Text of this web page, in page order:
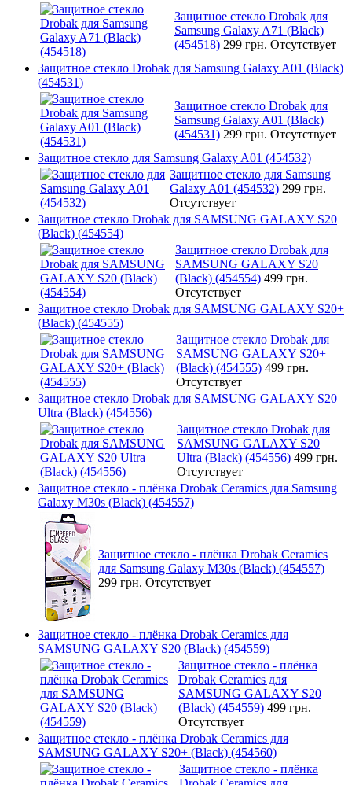
Защитное стекло Drobak для
Samsung Galaxy A71 (Black)
(454518) 299 грн. Отсутствует
Защитное стекло Drobak для Samsung Galaxy A01 (Black)
(454531)
Защитное стекло Drobak для
Samsung Galaxy A01 (Black)
(454531) 299 грн. Отсутствует
Защитное стекло для Samsung Galaxy A01 (454532)
Защитное стекло для Samsung
Galaxy A01 (454532) 299 грн.
Отсутствует
Защитное стекло Drobak для SAMSUNG GALAXY S20
(Black) (454554)
Защитное стекло Drobak для
SAMSUNG GALAXY S20
(Black) (454554) 499 грн.
Отсутствует
Защитное стекло Drobak для SAMSUNG GALAXY S20+
(Black) (454555)
Защитное стекло Drobak для
SAMSUNG GALAXY S20+
(Black) (454555) 499 грн.
Отсутствует
Защитное стекло Drobak для SAMSUNG GALAXY S20
Ultra (Black) (454556)
Защитное стекло Drobak для
SAMSUNG GALAXY S20
Ultra (Black) (454556) 499 грн.
Отсутствует
Защитное стекло - плёнка Drobak Ceramics для Samsung
Galaxy M30s (Black) (454557)
Защитное стекло - плёнка Drobak Ceramics
для Samsung Galaxy M30s (Black) (454557)
299 грн. Отсутствует
Защитное стекло - плёнка Drobak Ceramics для
SAMSUNG GALAXY S20 (Black) (454559)
Защитное стекло - плёнка
Drobak Ceramics для
SAMSUNG GALAXY S20
(Black) (454559) 499 грн.
Отсутствует
Защитное стекло - плёнка Drobak Ceramics для
SAMSUNG GALAXY S20+ (Black) (454560)
Защитное стекло - плёнка